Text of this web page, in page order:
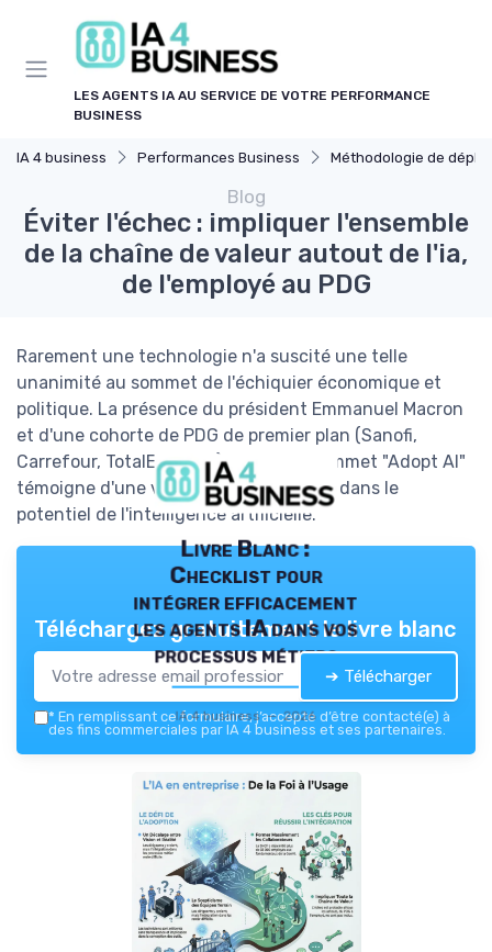
LES AGENTS IA AU SERVICE DE VOTRE PERFORMANCE
BUSINESS
IA 4 business Performances Business Méthodologie de déploiement
Blog
Éviter l'échec : impliquer l'ensemble
de la chaîne de valeur autout de l'ia,
de l'employé au PDG
Rarement une technologie n'a suscité une telle
unanimité au sommet de l'échiquier économique et
politique. La présence du président Emmanuel Macron
et d'une cohorte de PDG de premier plan (Sanofi,
Carrefour, TotalEnergies) au récent sommet "Adopt AI"
témoigne d'une véritable foi collective dans le
potentiel de l'intelligence artificielle.
Livre Blanc :
Checklist pour
intégrer efficacement
les agents IA dans vos
processus métiers
IA 4 business — 2026
Téléchargez gratuitement le livre blanc
➔ Télécharger
* En remplissant ce formulaire, j’accepte d’être contacté(e) à
des fins commerciales par IA 4 business et ses partenaires.